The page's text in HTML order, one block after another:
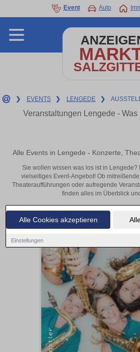
Alle Cookies akzeptieren
Einstellungen
Event Auto
❯ EVENTS ❯ LENGEDE ❯
Veranstaltungen Lengede -
Alle Events in Lengede - Konzerte,
Sie wollen wissen was los ist in
vielseitiges Event-Angebot! Ob
Theateraufführungen oder aufregende
finden alles im Überblick